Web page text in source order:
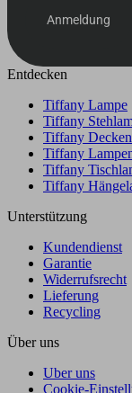
Anmeldung
Entdecken
Tiffany Lampe
Tiffany
Tiffany
Tiffany
Tiffany
Tiffany
Unterstützung
Kundendienst
Garantie
Widerrufsrecht
Lieferung
Recycling
Über uns
Uber uns
Cookie-